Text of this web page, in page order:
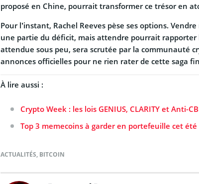
proposé en Chine, pourrait transformer ce trésor en
Pour l’instant, Rachel Reeves pèse ses options.
une partie du déficit, mais attendre pourrait rapporter
attendue sous peu, sera scrutée par la communauté
annonces officielles pour ne rien rater de cette saga
À lire aussi :
Crypto Week : les lois GENIUS, CLARITY et Anti-
Top 3 memecoins à garder en portefeuille cet été
ACTUALITÉS, BITCOIN